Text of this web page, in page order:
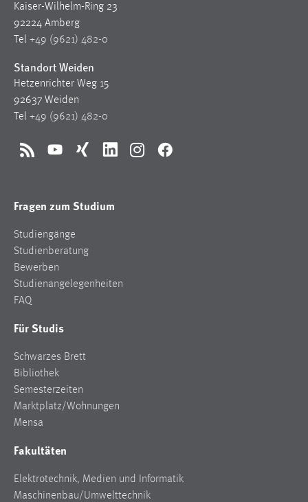
Kaiser-Wilhelm-Ring 23
92224 Amberg
Tel +49 (9621) 482-0
Standort Weiden
Hetzenrichter Weg 15
92637 Weiden
Tel +49 (9621) 482-0
RSS YouTubeXing LinkedInInstagramFacebook
Fragen zum Studium
Studiengänge
Studienberatung
Bewerben
Studienangelegenheiten
FAQ
Für Studis
Schwarzes Brett
Bibliothek
Semesterzeiten
Marktplatz/Wohnungen
Mensa
Fakultäten
Elektrotechnik, Medien und Informatik
Maschinenbau/Umwelttechnik
Vimeo